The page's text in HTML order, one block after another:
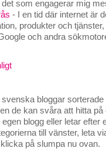
som engagerar mig
- I en tid där internet är
produkter och
och andra
bloggar sorterade
de kan svåra att hitta
blogg eller letar efter
till vänster, leta
på slumpa nu ovan.